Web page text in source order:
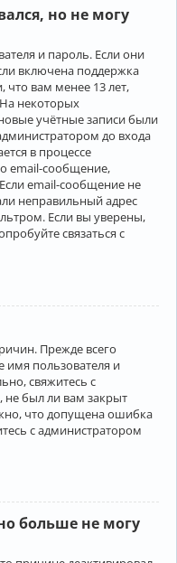
но не могу
и пароль. Если они
включена поддержка
что вам менее 13 лет,
некоторых
учётные записи были
до входа
в процессе
email-сообщение,
email-сообщение не
неправильный адрес
Если вы уверены,
связаться с
Прежде всего
имя пользователя и
свяжитесь с
был ли вам закрыт
что допущена ошибка
с администратором
больше не могу